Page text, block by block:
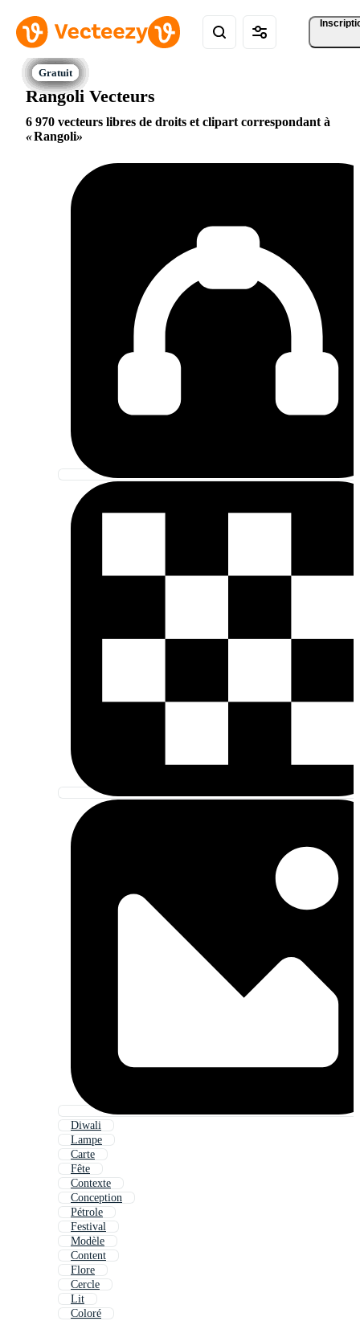
Rangoli Vecteurs
6 970 vecteurs libres de droits et clipart correspondant à
Rangoli
Diwali
Lampe
Carte
Fête
Contexte
Conception
Pétrole
Festival
Modèle
Content
Flore
Cercle
Lit
Coloré